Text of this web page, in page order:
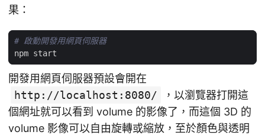
果：
# 啟動開發用網頁伺服器
開發用網頁伺服器預設會開在
http://localhost:8080/
，以瀏覽器打開這
個網址就可以看到 volume 的影像了，而這個 3D 的
volume 影像可以自由旋轉或縮放，至於顏色與透明